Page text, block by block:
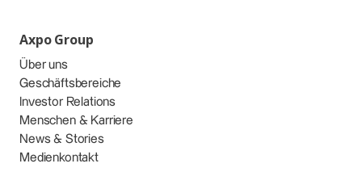
Axpo Group
Über uns
Geschäftsbereiche
Investor Relations
Menschen & Karriere
News & Stories
Medienkontakt